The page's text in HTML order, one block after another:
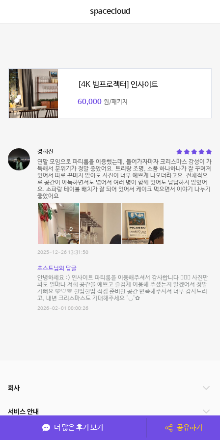
spacecloud
[4K 빔프로젝터] 인사이트
60,000 원/패키지
경희진
연말 모임으로 파티룸을 이용했는데, 들어가자마자 크리스마스 감성이 가
득해서 분위기가 정말 좋았어요. 트리랑 조명, 소품 하나하나가 잘 꾸며져
있어서 따로 꾸미지 않아도 사진이 너무 예쁘게 나오더라고요. 전체적으
로 공간이 아늑하면서도 넓어서 여러 명이 함께 있어도 답답하지 않았어
요. 소파랑 테이블 배치가 잘 되어 있어서 케이크 먹으면서 이야기 나누기
좋았어요
2025-12-26 13:31:50
호스트님의 답글
안녕하세요 :) 인사이트 파티룸을 이용해주셔서 감사합니다 🙇🏻‍♀️ 사진만
봐도 얼마나 저희 공간을 예쁘고 즐겁게 이용해 주셨는지 알겠어서 정말
기뻐요 🩵🤍🤎 한땀한땀 직접 준비한 공간 만족해주셔서 너무 감사드리
고, 내년 크리스마스도 기대해주세요 '◡'✿
2026-02-01 00:00:26
더 많은 후기 보기 공유하기
회사
서비스 안내